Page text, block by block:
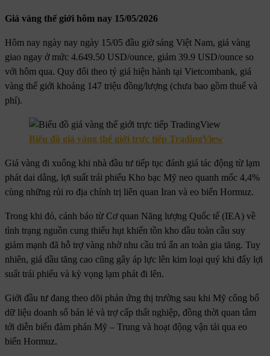
Giá vàng thế giới hôm nay 15/05/2026
Hôm nay ngày nay ngày 15/05 đầu giờ sáng Việt Nam, giá vàng
giao ngay ở mức 4.649.50 USD/ounce, giảm 39.9 USD/ounce so
với hôm qua. Quy đổi theo tỷ giá hiện hành tại Vietcombank, giá
vàng thế giới khoảng 147 triệu đồng/lượng (chưa bao gồm thuế và
phí).
Biểu đồ giá vàng thế giới trực tiếp TradingView
Giá vàng đi xuống khi nhà đầu tư tiếp tục đánh giá tác động từ lạm
phát dai dẳng, lợi suất trái phiếu Kho bạc Mỹ neo quanh mốc 4,4%
cùng những rủi ro địa chính trị liên quan Iran và eo biển Hormuz.
Trong khi đó, cảnh báo từ Cơ quan Năng lượng Quốc tế (IEA) về
tình trạng nguồn cung thiếu hụt khiến tồn kho dầu toàn cầu suy
giảm mạnh đã hỗ trợ vàng nhờ nhu cầu trú ẩn an toàn gia tăng. Tuy
nhiên, giá dầu tăng cao cũng gây áp lực lên kim loại quý khi đẩy lợi
suất trái phiếu và kỳ vọng lạm phát đi lên.
Giới đầu tư đang theo dõi phản ứng thị trường sau khi Mỹ công bố
dữ liệu doanh số bán lẻ và trợ cấp thất nghiệp, đồng thời quan tâm
tới diễn biến đàm phán Mỹ – Trung và hoạt động vận tải qua eo
biển Hormuz.